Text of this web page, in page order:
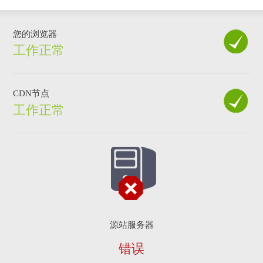
您的浏览器
工作正常
CDN节点
工作正常
源站服务器
错误